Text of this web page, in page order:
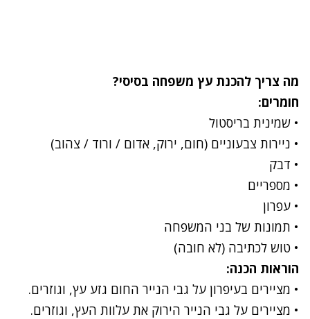
מה צריך להכנת עץ משפחה בסיסי?
חומרים:
• שמינית בריסטול
• ניירות צבעוניים (חום, ירוק, אדום / ורוד / צהוב)
• דבק
• מספריים
• עפרון
• תמונות של בני המשפחה
• טוש לכתיבה (לא חובה)
הוראות הכנה:
• מציירים בעיפרון על גבי הנייר החום גזע עץ, וגוזרים.
• מציירים על גבי הנייר הירוק את עלוות העץ, וגוזרים.